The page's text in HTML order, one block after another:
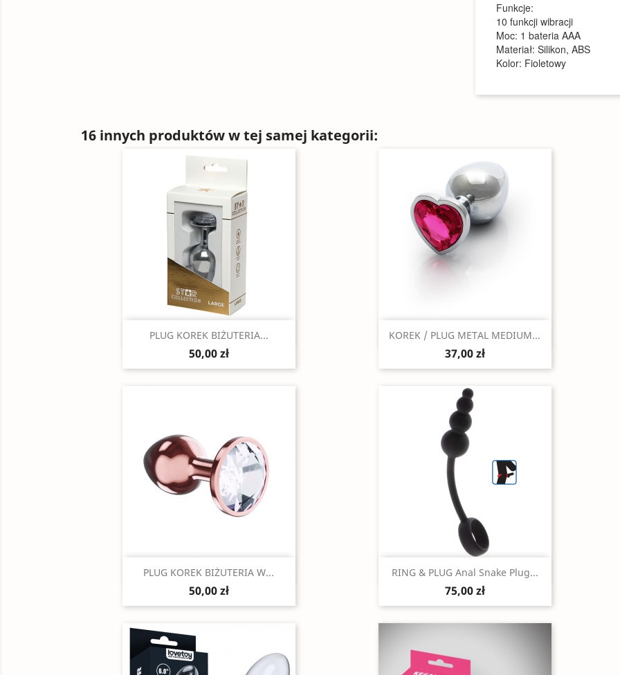
Funkcje:
10 funkcji wibracji
Moc: 1 bateria AAA
Materiał: Silikon, ABS
Kolor: Fioletowy
16 innych produktów w tej samej kategorii:
 Szybki podgląd
PLUG KOREK BIŻUTERIA...
50,00 zł
Szybki podgląd
KOREK / PLUG METAL MEDIUM...
37,00 zł
Szybki podgląd
PLUG KOREK BIŻUTERIA W...
50,00 zł
Szybki podgląd
RING & PLUG Anal Snake Plug...
75,00 zł